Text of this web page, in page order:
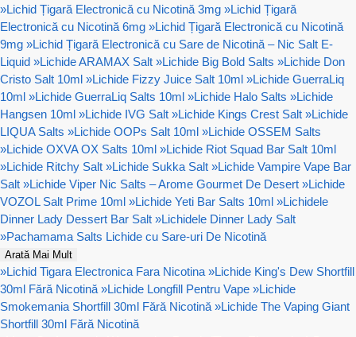
»Lichid Țigară Electronică cu Nicotină 3mg »Lichid Țigară
Electronică cu Nicotină 6mg »Lichid Țigară Electronică cu Nicotină
9mg »Lichid Țigară Electronică cu Sare de Nicotină – Nic Salt E-
Liquid »Lichide ARAMAX Salt »Lichide Big Bold Salts »Lichide Don
Cristo Salt 10ml »Lichide Fizzy Juice Salt 10ml »Lichide GuerraLiq
10ml »Lichide GuerraLiq Salts 10ml »Lichide Halo Salts »Lichide
Hangsen 10ml »Lichide IVG Salt »Lichide Kings Crest Salt »Lichide
LIQUA Salts »Lichide OOPs Salt 10ml »Lichide OSSEM Salts
»Lichide OXVA OX Salts 10ml »Lichide Riot Squad Bar Salt 10ml
»Lichide Ritchy Salt »Lichide Sukka Salt »Lichide Vampire Vape Bar
Salt »Lichide Viper Nic Salts – Arome Gourmet De Desert »Lichide
VOZOL Salt Prime 10ml »Lichide Yeti Bar Salts 10ml »Lichidele
Dinner Lady Dessert Bar Salt »Lichidele Dinner Lady Salt
»Pachamama Salts Lichide cu Sare-uri De Nicotină
Arată Mai Mult
»Lichid Tigara Electronica Fara Nicotina »Lichide King's Dew Shortfill
30ml Fără Nicotină »Lichide Longfill Pentru Vape »Lichide
Smokemania Shortfill 30ml Fără Nicotină »Lichide The Vaping Giant
Shortfill 30ml Fără Nicotină